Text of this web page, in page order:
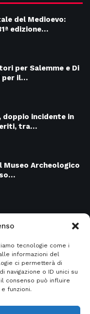
tecnologie come i
informazioni del
ci permetterà di
navigazione o ID unici su
consenso può influire
funzioni.
del Medioevo:
edizione…
per Salemme e Di
per il…
doppio incidente in
tra…
Museo Archeologico
e Provincia 4120
CAMPANIA
BASILICATA